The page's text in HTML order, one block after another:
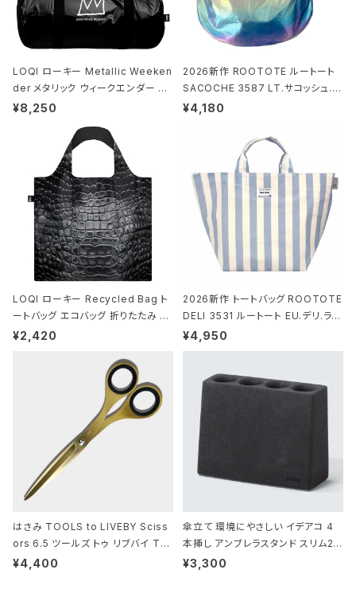
LOQI ローキー Metallic Weeken
der メタリック ウィークエンダー ボ
ストンバッグ ショルダーバッグ JEAN
ck ジャン=ミッシェル・バスキア/クラ
ウン ブラック
¥8,250
2026新作 ROOTOTE ルートート
SACOCHE 3587 LT.サコッシュ.ル
ミエ-B ショルダーバッグ グロスネイ
¥4,180
LOQI ローキー Recycled Bag ト
ートバッグ エコバッグ 折りたたみ 大
きめ 撥水加工 収納ポーチ CROCO
¥2,420
2026新作 トートバッグ ROOTOTE
DELI 3531 ルートート EU.デリ.ラミ
ネート-W サックス・ホワイト
¥4,950
はさみ TOOLS to LIVEBY Sciss
ors 6.5 ツールズ トゥ リブバイ TL
010 シザーズ 6.5 ゴールド
¥4,400
傘立て 環境にやさしい イデアコ 4
本挿し アンブレラスタンド スリム2 i
deaco Umbrella Stand slim2 s
¥3,300